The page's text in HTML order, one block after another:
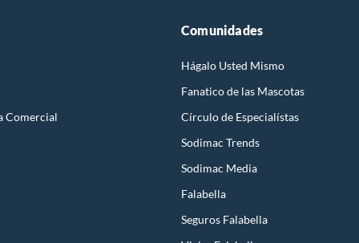
Comercial
Comunidades
Hágalo Usted Mismo
Fanatico de las Mascotas
Círculo de Especialístas
Sodimac Trends
Sodimac Media
Falabella
Seguros Falabella